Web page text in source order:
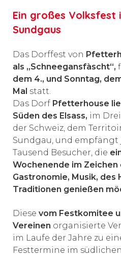
Ein großes Volksfest
Sundgaus
Das Dorffest von
als „Schneegansfàscht“,
dem 4., und Sonntag,
Mal statt.
Das Dorf Pfetterhouse
Süden des Elsass, im
der Schweiz, dem
Sundgau, und empfängt
Tausend Besucher, die
Wochenende im Zeichen
Gastronomie, Musik, des
Traditionen genießen
Diese vom Festkomitee
Vereinen organisierte
im Laufe der Jahre zu
Festtermine im